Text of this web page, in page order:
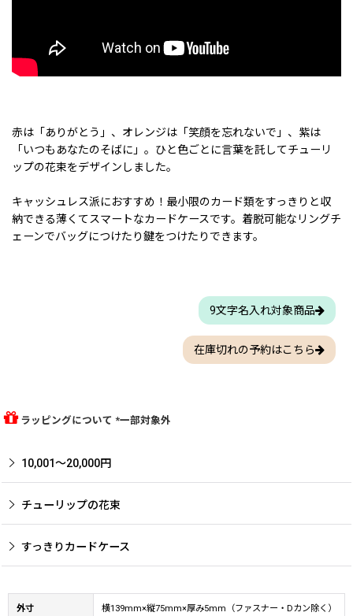
赤は「ありがとう」、オレンジは「笑顔を忘れないで」、紫は
「いつもあなたのそばに」。ひと色ごとに言葉を託してチューリ
ップの花束をデザインしました。
キャッシュレス派におすすめ！最小限のカード類をすっきりと収
納できる薄くてスマートなカードケースです。着脱可能なリングチ
ェーンでバッグにつけたり鍵をつけたりできます。
9文字名入れ対象商品
在庫切れの予約はこちら
ラッピングについて *一部対象外
10,001〜20,000円
チューリップの花束
すっきりカードケース
外寸 横139mm×縦75mm×厚み5mm（ファスナー・Dカン除く）